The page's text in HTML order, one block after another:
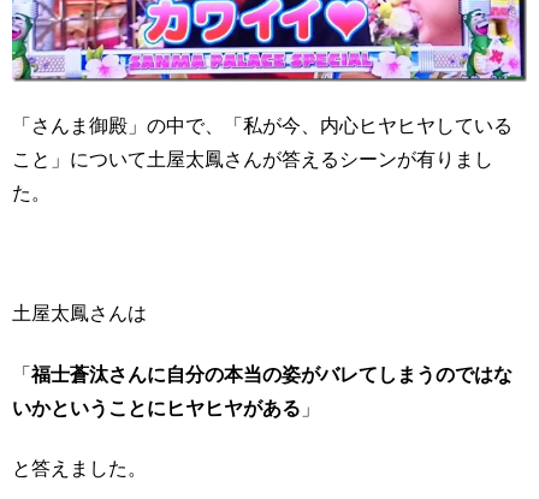
「さんま御殿」の中で、「私が今、内心ヒヤヒヤしている
こと」について土屋太鳳さんが答えるシーンが有りまし
た。
土屋太鳳さんは
「福士蒼汰さんに自分の本当の姿がバレてしまうのではな
いかということにヒヤヒヤがある 」
と答えました。